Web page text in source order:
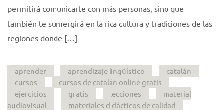
permitirá comunicarte con más personas, sino que
también te sumergirá en la rica cultura y tradiciones de las
regiones donde […]
aprender aprendizaje lingüístico
catalán
cursos
cursos de catalán online gratis
ejercicios
gratis lecciones
material
audiovisual
materiales didácticos de calidad